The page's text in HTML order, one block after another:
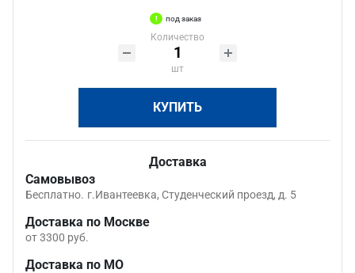
под заказ
Количество
шт
КУПИТЬ
Доставка
Самовывоз
Бесплатно. г.Ивантеевка, Студенческий проезд, д. 5
Доставка по Москве
от 3300 руб.
Доставка по МО